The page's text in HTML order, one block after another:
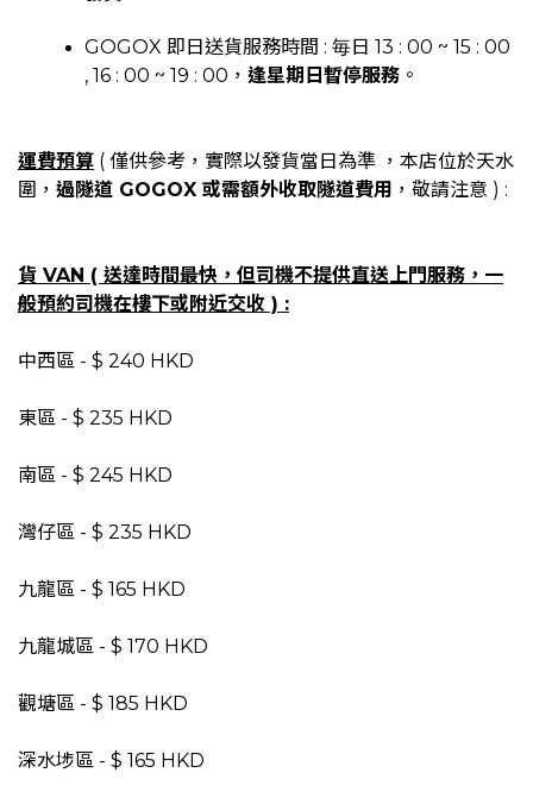
GOGOX 即日送貨服務時間 : 毎日 13 : 00 ~ 15 : 00
, 16 : 00 ~ 19 : 00， 逢星期日暫停服務 。
運費預算 ( 僅供參考，實際以發貨當日為準 ，本店位於天水
圍， 過隧道 GOGOX 或需額外收取隧道費用 ，敬請注意 ) :
貨 VAN ( 送達時間最快，但司機不提供直送上門服務，一
般預約司機在樓下或附近交收 ) :
中西區 - $ 240 HKD
東區 - $ 235 HKD
南區 - $ 245 HKD
灣仔區 - $ 235 HKD
九龍區 - $ 165 HKD
九龍城區 - $ 170 HKD
觀塘區 - $ 185 HKD
深水埗區 - $ 165 HKD